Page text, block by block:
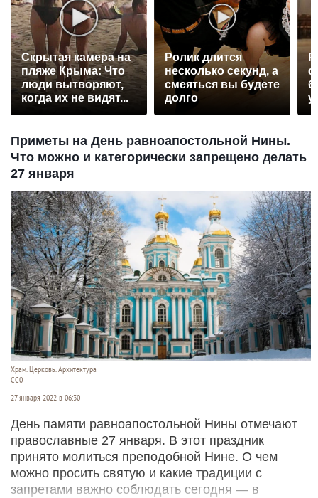
Скрытая камера на
пляже Крыма: Что
люди вытворяют,
когда их не видят...
Ролик длится
несколько секунд, а
смеяться вы будете
долго
Приметы на День равноапостольной Нины.
Что можно и категорически запрещено делать
27 января
Храм. Церковь. Архитектура
СС0
27 января 2022 в 06:30
День памяти равноапостольной Нины отмечают
православные 27 января. В этот праздник
принято молиться преподобной Нине. О чем
можно просить святую и какие традиции с
запретами важно соблюдать сегодня — в